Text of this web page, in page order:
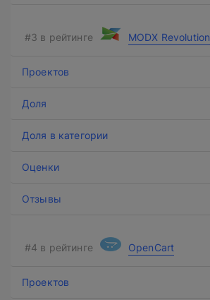
MODX Revolution
OpenCart